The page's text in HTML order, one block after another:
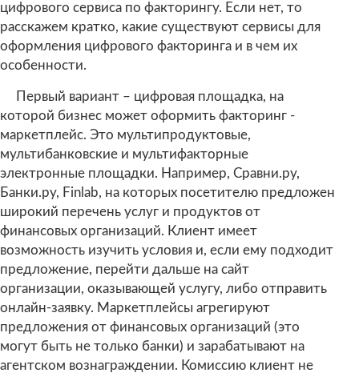
цифрового сервиса по факторингу. Если нет, то
расскажем кратко, какие существуют сервисы для
оформления цифрового факторинга и в чем их
особенности.
Первый вариант – цифровая площадка, на
которой бизнес может оформить факторинг -
маркетплейс. Это мультипродуктовые,
мультибанковские и мультифакторные
электронные площадки. Например, Сравни.ру,
Банки.ру, Finlab, на которых посетителю предложен
широкий перечень услуг и продуктов от
финансовых организаций. Клиент имеет
возможность изучить условия и, если ему подходит
предложение, перейти дальше на сайт
организации, оказывающей услугу, либо отправить
онлайн-заявку. Маркетплейсы агрегируют
предложения от финансовых организаций (это
могут быть не только банки) и зарабатывают на
агентском вознаграждении. Комиссию клиент не